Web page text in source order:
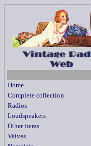
Home
Complete collection
Radios
Loudspeakers
Other items
Valves